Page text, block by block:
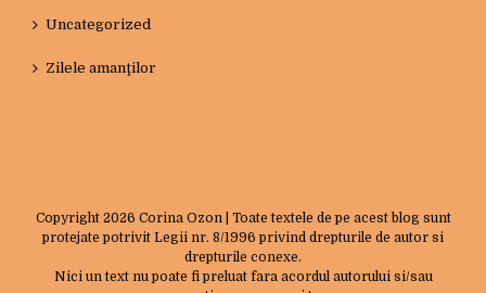
Uncategorized
Zilele amanţilor
Copyright 2026 Corina Ozon | Toate textele de pe acest blog sunt
protejate potrivit Legii nr. 8/1996 privind drepturile de autor si
drepturile conexe.
Nici un text nu poate fi preluat fara acordul autorului si/sau